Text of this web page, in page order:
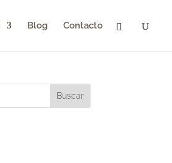
Blog Contacto
Buscar